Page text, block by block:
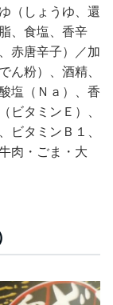
（しょうゆ、還
、食塩、香辛
赤唐辛子）／加
ん粉）、酒精、
塩（Ｎａ）、香
ビタミンＥ）、
ビタミンＢ１、
肉・ごま・大